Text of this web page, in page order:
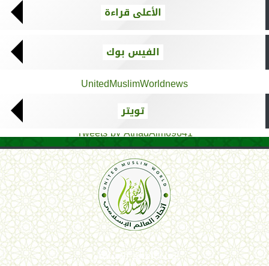
الأعلى قراءة
الفيس بوك
UnitedMuslimWorldnews
تويتر
Tweets by AthadAlm69641
اتحاد العالم الإسلامي